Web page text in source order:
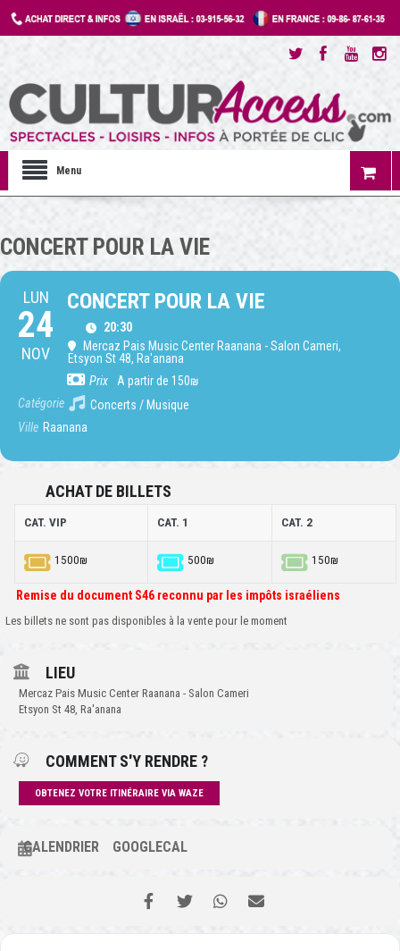
Menu
CONCERT POUR LA VIE
LUN
24
NOV
CONCERT POUR LA VIE
20:30
Mercaz Pais Music Center Raanana - Salon Cameri,
Etsyon St 48, Ra'anana
Prix
A partir de 150₪
Catégorie
Concerts / Musique
Ville Raanana
ACHAT DE BILLETS
CAT. VIP CAT. 1 CAT. 2
1500₪ 500₪ 150₪
Remise du document S46 reconnu par les impôts israéliens
Les billets ne sont pas disponibles à la vente pour le moment
LIEU
Mercaz Pais Music Center Raanana - Salon Cameri
Etsyon St 48, Ra'anana
COMMENT S'Y RENDRE ?
OBTENEZ VOTRE ITINÉRAIRE VIA WAZE
CALENDRIER GOOGLECAL